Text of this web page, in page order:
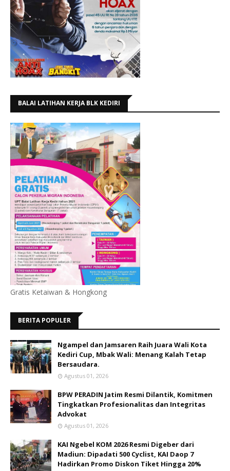
BALAI LATIHAN KERJA BLK KEDIRI
Gratis Ketaiwan & Hongkong
BERITA POPULER
Ngampel dan Jamsaren Raih Juara Wali Kota
Kediri Cup, Mbak Wali: Menang Kalah Tetap
Bersaudara.
Agustus 01, 2026
BPW PERADIN Jatim Resmi Dilantik, Komitmen
Tingkatkan Profesionalitas dan Integritas
Advokat
Agustus 01, 2026
KAI Ngebel KOM 2026 Resmi Digeber dari
Madiun: Dipadati 500 Cyclist, KAI Daop 7
Hadirkan Promo Diskon Tiket Hingga 20%